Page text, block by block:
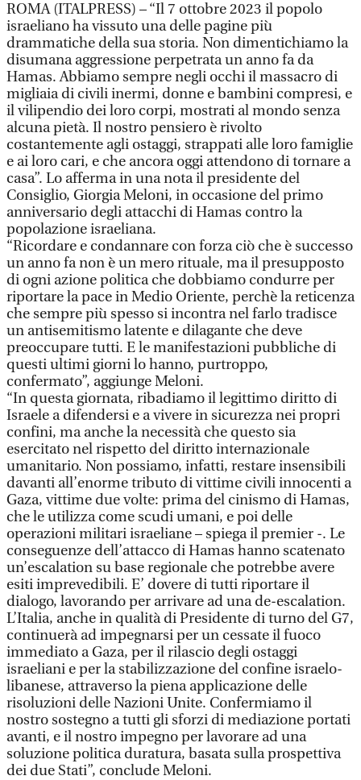
ROMA (ITALPRESS) – “Il 7 ottobre 2023 il popolo
israeliano ha vissuto una delle pagine più
drammatiche della sua storia. Non dimentichiamo la
disumana aggressione perpetrata un anno fa da
Hamas. Abbiamo sempre negli occhi il massacro di
migliaia di civili inermi, donne e bambini compresi, e
il vilipendio dei loro corpi, mostrati al mondo senza
alcuna pietà. Il nostro pensiero è rivolto
costantemente agli ostaggi, strappati alle loro famiglie
e ai loro cari, e che ancora oggi attendono di tornare a
casa”. Lo afferma in una nota il presidente del
Consiglio, Giorgia Meloni, in occasione del primo
anniversario degli attacchi di Hamas contro la
popolazione israeliana.
“Ricordare e condannare con forza ciò che è successo
un anno fa non è un mero rituale, ma il presupposto
di ogni azione politica che dobbiamo condurre per
riportare la pace in Medio Oriente, perchè la reticenza
che sempre più spesso si incontra nel farlo tradisce
un antisemitismo latente e dilagante che deve
preoccupare tutti. E le manifestazioni pubbliche di
questi ultimi giorni lo hanno, purtroppo,
confermato”, aggiunge Meloni.
“In questa giornata, ribadiamo il legittimo diritto di
Israele a difendersi e a vivere in sicurezza nei propri
confini, ma anche la necessità che questo sia
esercitato nel rispetto del diritto internazionale
umanitario. Non possiamo, infatti, restare insensibili
davanti all’enorme tributo di vittime civili innocenti a
Gaza, vittime due volte: prima del cinismo di Hamas,
che le utilizza come scudi umani, e poi delle
operazioni militari israeliane – spiega il premier -. Le
conseguenze dell’attacco di Hamas hanno scatenato
un’escalation su base regionale che potrebbe avere
esiti imprevedibili. E’ dovere di tutti riportare il
dialogo, lavorando per arrivare ad una de-escalation.
L’Italia, anche in qualità di Presidente di turno del G7,
continuerà ad impegnarsi per un cessate il fuoco
immediato a Gaza, per il rilascio degli ostaggi
israeliani e per la stabilizzazione del confine israelo-
libanese, attraverso la piena applicazione delle
risoluzioni delle Nazioni Unite. Confermiamo il
nostro sostegno a tutti gli sforzi di mediazione portati
avanti, e il nostro impegno per lavorare ad una
soluzione politica duratura, basata sulla prospettiva
dei due Stati”, conclude Meloni.